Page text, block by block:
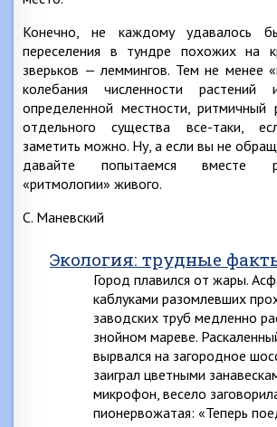
Конечно, не каждому удавалось
переселения в тундре похожих на
зверьков — леммингов. Тем не менее
колебания численности
определенной местности, ритмичный
отдельного существа все-таки,
заметить можно. Ну, а если вы не
давайте попытаемся вместе
«ритмологии» живого.
С. Маневский
Экология: трудные
Город плавился от жары.
каблуками разомлевших
заводских труб медленно
знойном мареве.
вырвался на загородное
заиграл цветными
микрофон, весело
пионервожатая: «Теперь